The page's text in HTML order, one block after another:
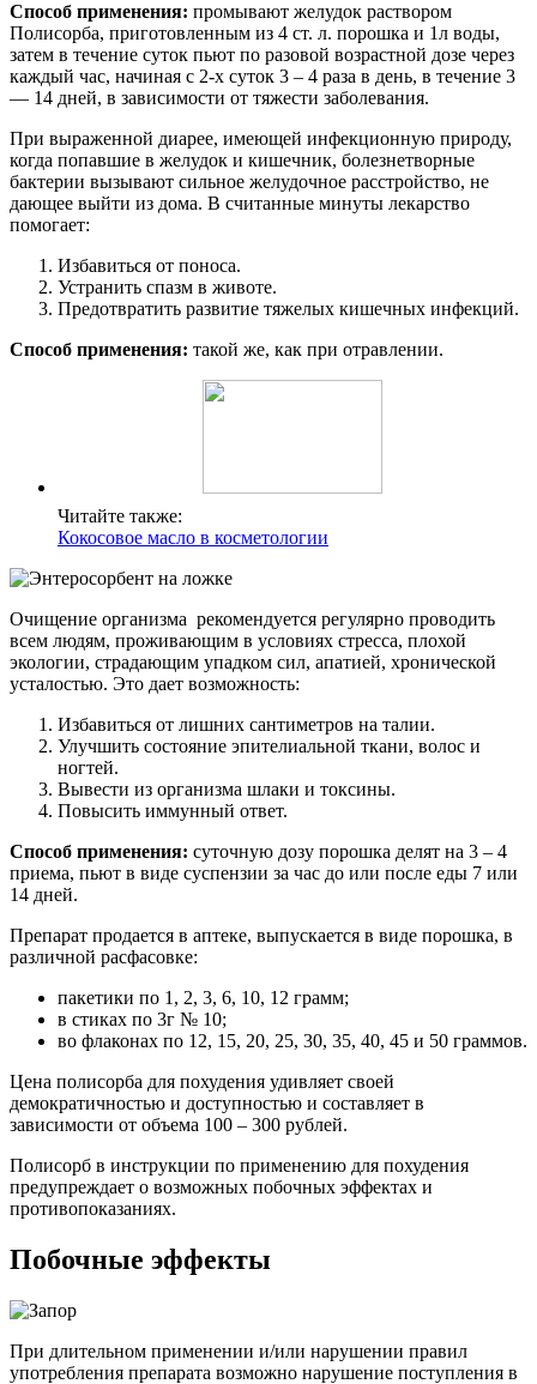
Способ применения: промывают желудок раствором
Полисорба, приготовленным из 4 ст. л. порошка и 1л воды,
затем в течение суток пьют по разовой возрастной дозе через
каждый час, начиная с 2-х суток 3 – 4 раза в день, в течение 3
— 14 дней, в зависимости от тяжести заболевания.
При выраженной диарее, имеющей инфекционную природу,
когда попавшие в желудок и кишечник, болезнетворные
бактерии вызывают сильное желудочное расстройство, не
дающее выйти из дома. В считанные минуты лекарство
помогает:
Избавиться от поноса.
Устранить спазм в животе.
Предотвратить развитие тяжелых кишечных инфекций.
Способ применения: такой же, как при отравлении.
Читайте также:
Кокосовое масло в косметологии
Очищение организма рекомендуется регулярно проводить
всем людям, проживающим в условиях стресса, плохой
экологии, страдающим упадком сил, апатией, хронической
усталостью. Это дает возможность:
Избавиться от лишних сантиметров на талии.
Улучшить состояние эпителиальной ткани, волос и
ногтей.
Вывести из организма шлаки и токсины.
Повысить иммунный ответ.
Способ применения: суточную дозу порошка делят на 3 – 4
приема, пьют в виде суспензии за час до или после еды 7 или
14 дней.
Препарат продается в аптеке, выпускается в виде порошка, в
различной расфасовке:
пакетики по 1, 2, 3, 6, 10, 12 грамм;
в стиках по 3г № 10;
во флаконах по 12, 15, 20, 25, 30, 35, 40, 45 и 50 граммов.
Цена полисорба для похудения удивляет своей
демократичностью и доступностью и составляет в
зависимости от объема 100 – 300 рублей.
Полисорб в инструкции по применению для похудения
предупреждает о возможных побочных эффектах и
противопоказаниях.
Побочные эффекты
При длительном применении и/или нарушении правил
употребления препарата возможно нарушение поступления в